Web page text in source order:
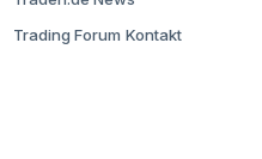
Trading Forum Kontakt